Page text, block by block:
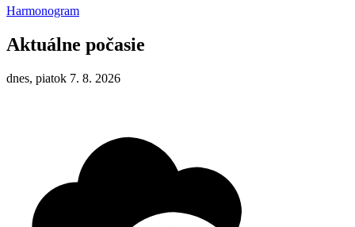
Harmonogram
Aktuálne počasie
dnes, piatok 7. 8. 2026